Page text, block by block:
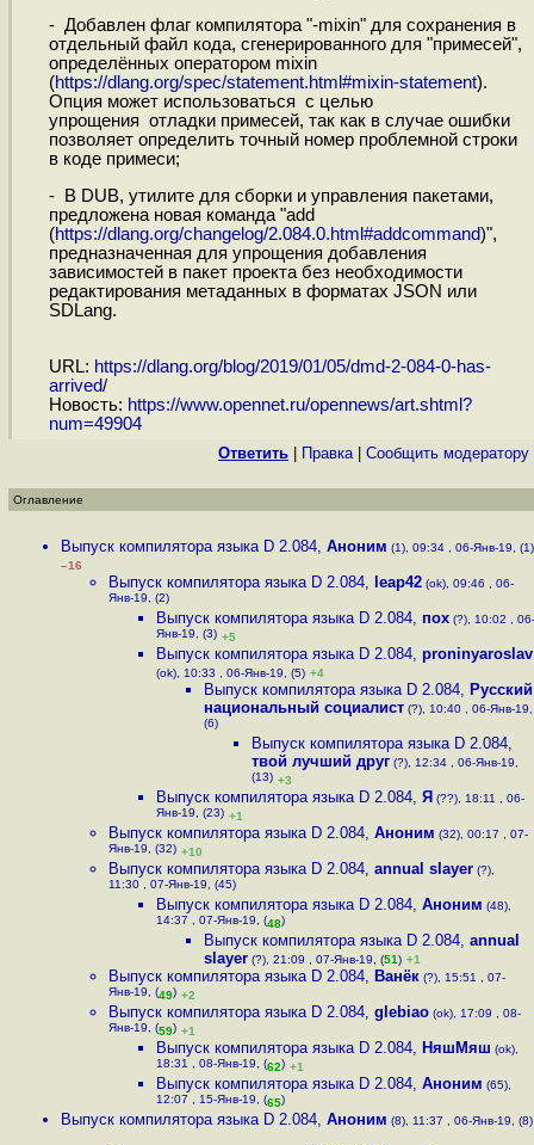
- Добавлен флаг компилятора "-mixin" для сохранения в
отдельный файл кода, сгенерированного для "примесей",
определённых оператором mixin
(https://dlang.org/spec/statement.html#mixin-statement).
Опция может использоваться с целью
упрощения отладки примесей, так как в случае ошибки
позволяет определить точный номер проблемной строки
в коде примеси;
- В DUB, утилите для сборки и управления пакетами,
предложена новая команда "add
(https://dlang.org/changelog/2.084.0.html#addcommand)",
предназначенная для упрощения добавления
зависимостей в пакет проекта без необходимости
редактирования метаданных в форматах JSON или
SDLang.
URL: https://dlang.org/blog/2019/01/05/dmd-2-084-0-has-
arrived/
Новость: https://www.opennet.ru/opennews/art.shtml?
num=49904
Ответить Правка| Cообщить модератору
Оглавление
Выпуск компилятора языка D 2.084, Аноним (1), 09:34 , 06-Янв-19, (1)
–16
Выпуск компилятора языка D 2.084, leap42 (ok), 09:46 , 06-
Янв-19, (2)
Выпуск компилятора языка D 2.084, пох (?), 10:02 , 06-
Янв-19, (3) +5
Выпуск компилятора языка D 2.084, proninyaroslav
(ok), 10:33 , 06-Янв-19, (5) +4
Выпуск компилятора языка D 2.084, Русский
национальный социалист (?), 10:40 , 06-Янв-19,
(6)
Выпуск компилятора языка D 2.084,
твой лучший друг (?), 12:34 , 06-Янв-19,
(13) +3
Выпуск компилятора языка D 2.084, Я (??), 18:11 , 06-
Янв-19, (23) +1
Выпуск компилятора языка D 2.084, Аноним (32), 00:17 , 07-
Янв-19, (32) +10
Выпуск компилятора языка D 2.084, annual slayer (?),
11:30 , 07-Янв-19, (45)
Выпуск компилятора языка D 2.084, Аноним (48),
14:37 , 07-Янв-19, (48)
Выпуск компилятора языка D 2.084, annual
slayer (?), 21:09 , 07-Янв-19, (51) +1
Выпуск компилятора языка D 2.084, Ванёк (?), 15:51 , 07-
Янв-19, (49) +2
Выпуск компилятора языка D 2.084, glebiao (ok), 17:09 , 08-
Янв-19, (59) +1
Выпуск компилятора языка D 2.084, НяшМяш (ok),
18:31 , 08-Янв-19, (62) +1
Выпуск компилятора языка D 2.084, Аноним (65),
12:07 , 15-Янв-19, (65)
Выпуск компилятора языка D 2.084, Аноним (8), 11:37 , 06-Янв-19, (8)